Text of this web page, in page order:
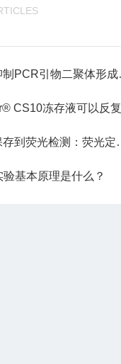
引物二聚体形成的作用机制
冻存液可以反复冻融使用吗？
光检测：荧光定量封板膜全场景应用
验基本原理是什么？